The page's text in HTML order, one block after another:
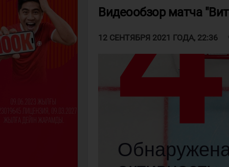
Видеообзор матча
12 СЕНТЯБРЯ 2021 ГОДА, 22:36